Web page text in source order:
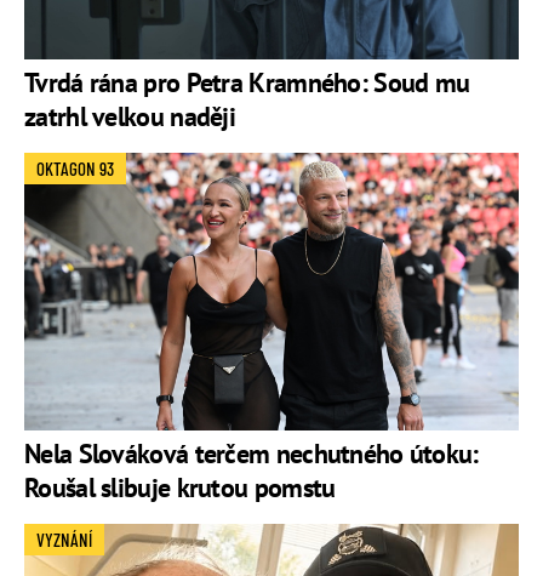
Tvrdá rána pro Petra Kramného: Soud mu
zatrhl velkou naději
Nela Slováková terčem nechutného útoku:
Roušal slibuje krutou pomstu
OKTAGON 93
VYZNÁNÍ